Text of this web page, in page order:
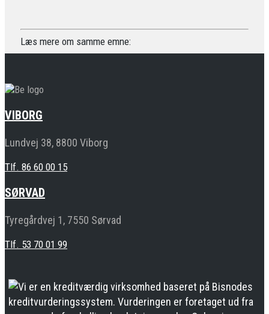
Læs mere om samme emne:
VIBORG
Lundvej 38, 8800 Viborg
Tlf. 86 60 00 15
SØRVAD
Tyregårdvej 1, 7550 Sørvad
Tlf. 53 70 01 99